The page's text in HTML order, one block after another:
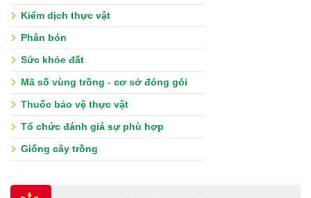
Kiểm dịch thực vật
Phân bón
Sức khỏe đất
Mã số vùng trồng - cơ sở đóng gói
Thuốc bảo vệ thực vật
Tổ chức đánh giá sự phù hợp
Giống cây trồng